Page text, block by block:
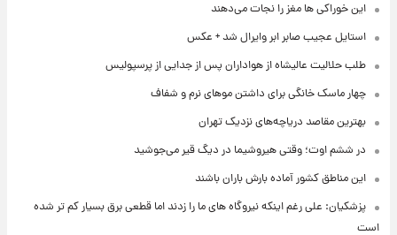
این خوراکی ها مغز را نجات می‌دهند
استایل عجیب صابر ابر وایرال شد + عکس
طلب حلالیت عالیشاه از هواداران پس از جدایی از پرسپولیس
چهار ماسک خانگی برای داشتن موهای نرم و شفاف
بهترین مقاصد دریاچه‌های نزدیک تهران
در ششم اوت؛ وقتی هیروشیما در دیگ قیر می‌جوشید
این مناطق کشور آماده بارش باران باشند
پزشکیان: علی رغم اینکه نیروگاه های ما را زدند اما قطعی برق بسیار کم تر شده
است